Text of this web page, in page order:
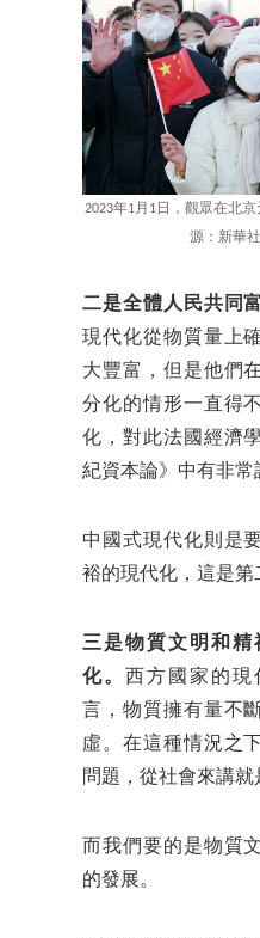
2023年1月1日，觀眾在北
源：新華
二是全體人民共同
現代化從物質量上
大豐富，但是他們
分化的情形一直得
化，對此法國經濟
紀資本論》中有非常
中國式現代化則是
裕的現代化，這是第
三是物質文明和精
化。 西方國家的現
言，物質擁有量不
虛。在這種情況之
問題，從社會來講就
而我們要的是物質
的發展。